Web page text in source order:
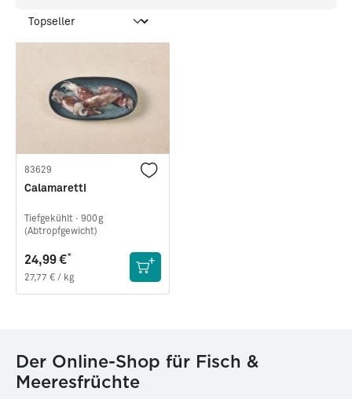
83629
Calamaretti
Tiefgekühlt · 900g
(Abtropfgewicht)
24,99 €*
27,77 € / kg
Der Online-Shop für Fisch &
Meeresfrüchte